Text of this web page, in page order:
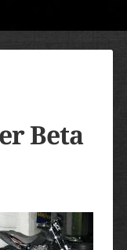
Beta